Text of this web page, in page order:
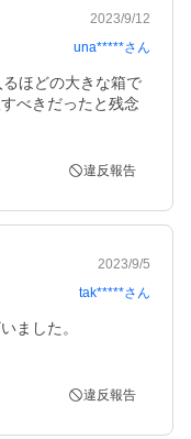
2023/9/12
una*****さん
ほどの大きな箱で
べきだったと残念
違反報告
2023/9/5
tak*****さん
ました。
違反報告